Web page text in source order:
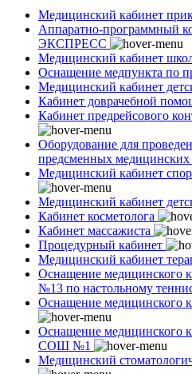
Медицинский кабинет
Аппаратно-программный
ЭКСПРЕСС
Медицинский кабинет
Оснащение медпункта по
Медицинский кабинет
Кабинет доврачебной
Кабинет предрейсового
Оборудование для
предсменных медицинских
Медицинский кабинет
Медицинский кабинет
Кабинет косметолога
Кабинет массажиста
Процедурный кабинет
Медицинский кабинет
Оснащение медицинского
№13 по настольному
Оснащение медицинского
Оснащение медицинского
СОШ №1
Медицинский